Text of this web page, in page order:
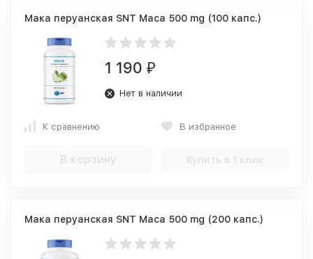
Мака перуанская SNT Maca 500 mg (100 капс.)
1 190 ₽
Нет в наличии
К сравнению В избранное
В корзину Купить в 1 клик
Мака перуанская SNT Maca 500 mg (200 капс.)